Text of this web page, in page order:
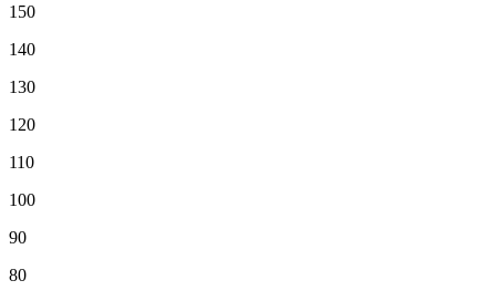
150
140
130
120
110
100
90
80